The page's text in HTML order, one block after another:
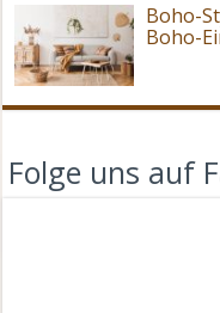
Boho-
Boho-
Folge uns auf